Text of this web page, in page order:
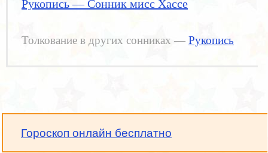
Рукопись — Сонник мисс Хассе
Толкование в других сонниках — Рукопись
Гороскоп онлайн бесплатно